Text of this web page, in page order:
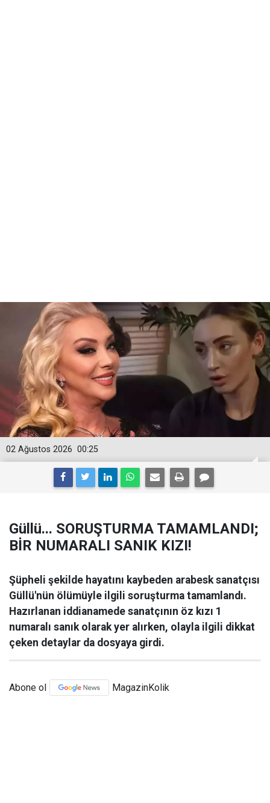
00:25
02 Ağustos 2026
Güllü... SORUŞTURMA TAMAMLANDI;
BİR NUMARALI SANIK KIZI!
Şüpheli şekilde hayatını kaybeden arabesk sanatçısı
Güllü'nün ölümüyle ilgili soruşturma tamamlandı.
Hazırlanan iddianamede sanatçının öz kızı 1
numaralı sanık olarak yer alırken, olayla ilgili dikkat
çeken detaylar da dosyaya girdi.
Abone ol MagazinKolik